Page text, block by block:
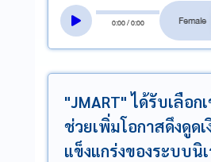
0:00/0:00
"JMART" ได้รับเลือ
ช่วยเพิ่มโอกาสดึงดูด
แข็งแกร่งของระบบ